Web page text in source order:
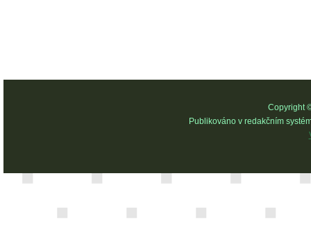
Copyright
Publikováno v redakčním